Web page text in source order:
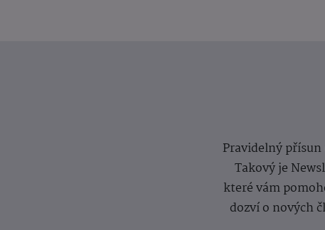
Pravidelný
Takový je
které vám
dozví o nových